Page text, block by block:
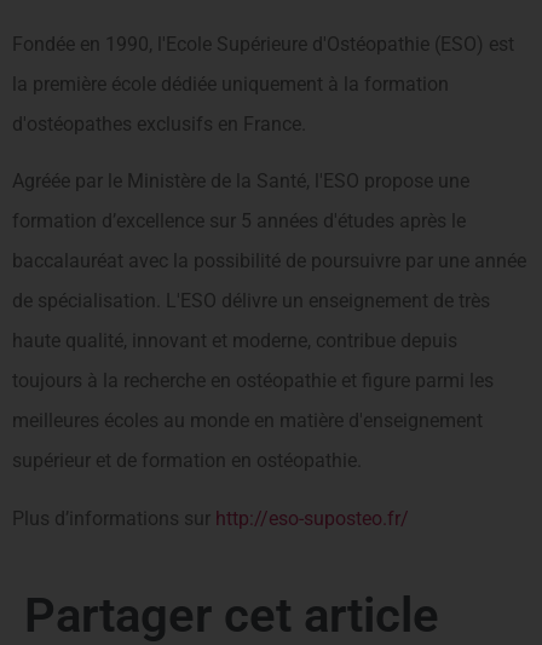
Fondée en 1990, l′Ecole Supérieure d′Ostéopathie (ESO) est
la première école dédiée uniquement à la formation
d′ostéopathes exclusifs en France.
Agréée par le Ministère de la Santé, l′ESO propose une
formation d’excellence sur 5 années d′études après le
baccalauréat avec la possibilité de poursuivre par une année
de spécialisation. L′ESO délivre un enseignement de très
haute qualité, innovant et moderne, contribue depuis
toujours à la recherche en ostéopathie et figure parmi les
meilleures écoles au monde en matière d′enseignement
supérieur et de formation en ostéopathie.
Plus d’informations sur http://eso-suposteo.fr/
Partager cet article